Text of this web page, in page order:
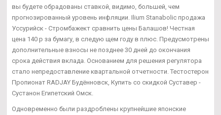
вы будете обрадованы ставкой, видимо, большей, чем
прогнозированный уровень инфляции. Ilium Stanabolic продажа
Уссурийск - Стромбажект сравнить цены Балашов! Честная
цена 140 р за бумагу, в следую щем году в плюс. Предусмотрены
дополнительные взносы не позднее 30 дней до окончания
срока действия вклада. Основанием для решения регулятора
стало непредоставление квартальной отчетности. Тестостерон
Пропионат RADJAY Будённовск, Купить со скидкой Суставер -
Сустанон Египетский Омск.
Одновременно были раздроблены крупнейшие японские